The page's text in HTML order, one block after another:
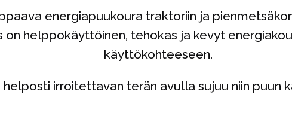
energiapuukoura traktoriin ja
on helppokäyttöinen, tehokas ja kevyt
käyttökohteeseen.
irroitettavan terän avulla sujuu niin puun